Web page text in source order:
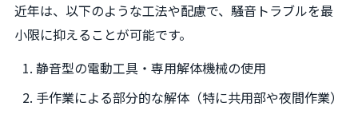
近年は、以下のような工法や配慮で、騒音トラブルを最
小限に抑えることが可能です。
静音型の電動工具・専用解体機械の使用
手作業による部分的な解体（特に共用部や夜間作業）